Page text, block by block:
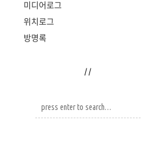
미디어로그
위치로그
방명록
/ /